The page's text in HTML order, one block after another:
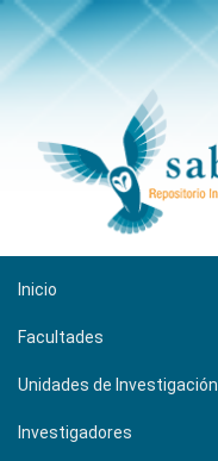
Inicio
Facultades
Unidades de Investigación
Investigadores